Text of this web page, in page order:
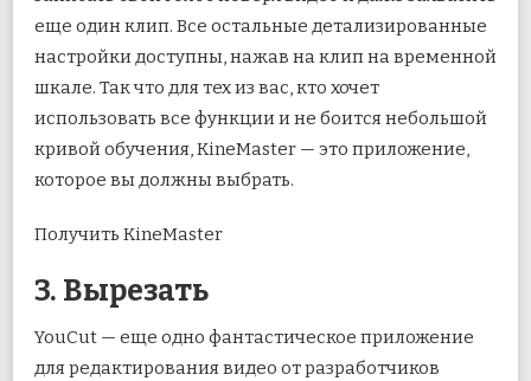
еще один клип. Все остальные детализированные
настройки доступны, нажав на клип на временной
шкале. Так что для тех из вас, кто хочет
использовать все функции и не боится небольшой
кривой обучения, KineMaster — это приложение,
которое вы должны выбрать.
Получить KineMaster
3. Вырезать
YouCut — еще одно фантастическое приложение
для редактирования видео от разработчиков